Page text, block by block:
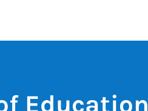
Education